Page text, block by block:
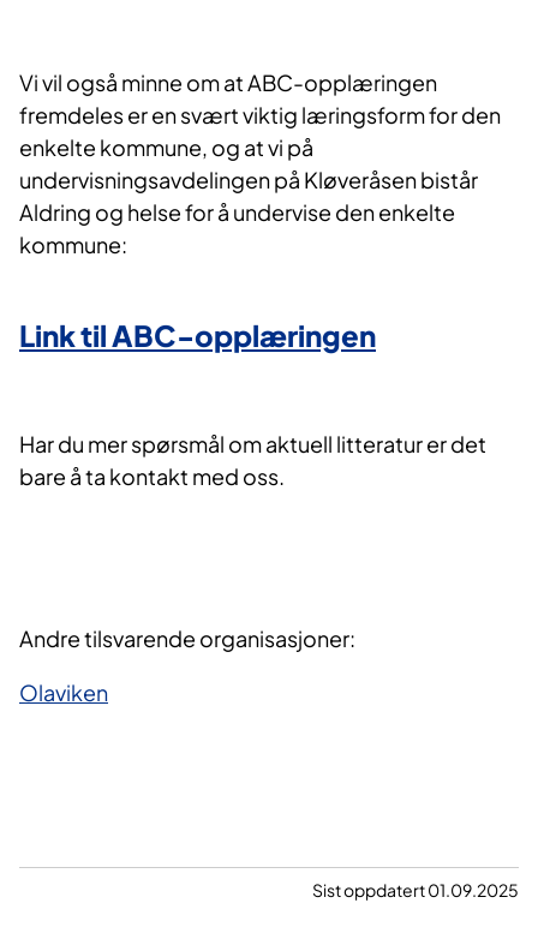
Vi vil også minne om at ABC-opplæringen
fremdeles er en svært viktig læringsform for den
enkelte kommune, og at vi på
undervisningsavdelingen på Kløveråsen bistår
Aldring og helse for å undervise den enkelte
kommune:
Link til ABC-opplæringen
Har du mer spørsmål om aktuell litteratur er det
bare å ta kontakt med oss.
Andre tilsvarende organisasjoner:
Olaviken
Sist oppdatert 01.09.2025